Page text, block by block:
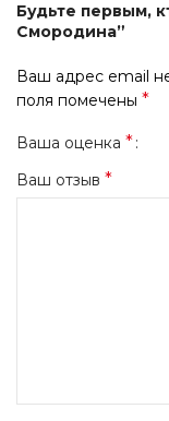
Будьте первым,
Смородина”
Ваш адрес email
поля помечены *
Ваша оценка *
Ваш отзыв *